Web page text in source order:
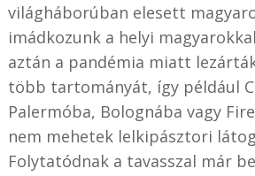
világháborúban elesett
imádkozunk a helyi
aztán a pandémia miatt
több tartományát, így például
Palermóba, Bolognába vagy
nem mehetek lelkipásztori
Folytatódnak a tavasszal már